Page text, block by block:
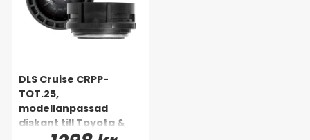
DLS Cruise CRPP-
TOT.25,
modellanpassad
diskant till Toyota &
Lexus m.fl